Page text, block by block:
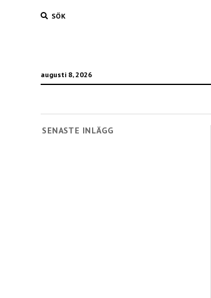
SÖK
augusti 8, 2026
SENASTE INLÄGG